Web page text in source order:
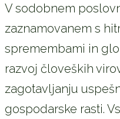
V sodobnem
zaznamovanem s
spremembami in
razvoj človeških
zagotavljanju
gospodarske rasti.